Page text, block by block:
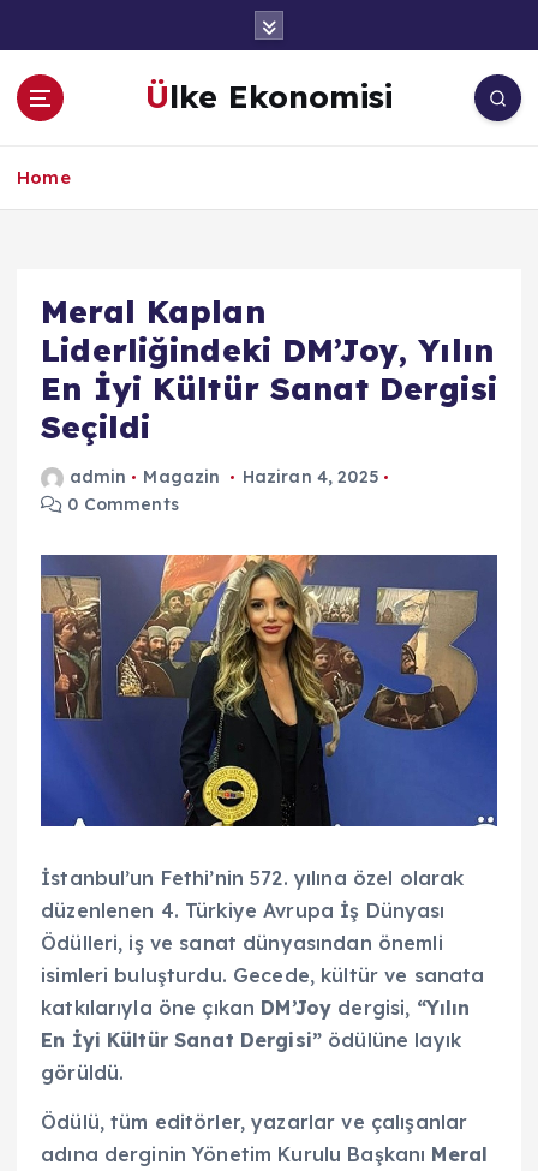
a
Ülke Ekonomisi
Home
Meral Kaplan
Liderliğindeki DM’Joy, Yılın
En İyi Kültür Sanat Dergisi
Seçildi
admin Magazin
Haziran 4, 2025
0 Comments
İstanbul’un Fethi’nin 572. yılına özel olarak
düzenlenen 4. Türkiye Avrupa İş Dünyası
Ödülleri, iş ve sanat dünyasından önemli
isimleri buluşturdu. Gecede, kültür ve sanata
katkılarıyla öne çıkan DM’Joy dergisi, “Yılın
En İyi Kültür Sanat Dergisi” ödülüne layık
görüldü.
Ödülü, tüm editörler, yazarlar ve çalışanlar
adına derginin Yönetim Kurulu Başkanı Meral